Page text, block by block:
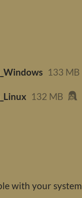
133 MB
132 MB
with your system